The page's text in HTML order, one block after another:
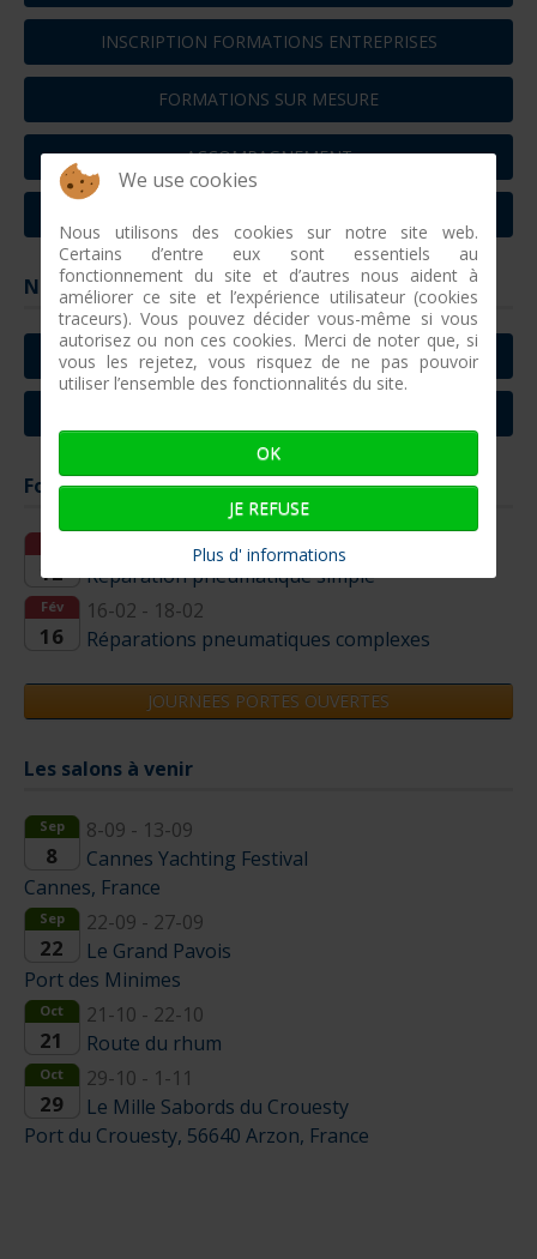
INSCRIPTION FORMATIONS ENTREPRISES
FORMATIONS SUR MESURE
ACCOMPAGNEMENT
Nous contacter
CONTACTER CONCARNEAU
Formations entreprises à venir
12
12-10 - 15-10
Réparation pneumatique simple
16
Fév
16-02 - 18-02
Réparations pneumatiques complexes
JOURNEES PORTES OUVERTES
Les salons à venir
8
Sep
8-09 - 13-09
Cannes Yachting Festival
Cannes, France
22
Sep
22-09 - 27-09
Le Grand Pavois
Port des Minimes
21
Oct
21-10 - 22-10
Route du rhum
29
Oct
29-10 - 1-11
Le Mille Sabords du Crouesty
Port du Crouesty, 56640 Arzon, France
We use cookies
Nous utilisons des cookies sur notre site web.
Certains d’entre eux sont essentiels au
fonctionnement du site et d’autres nous aident à
améliorer ce site et l’expérience utilisateur (cookies
traceurs). Vous pouvez décider vous-même si vous
autorisez ou non ces cookies. Merci de noter que, si
vous les rejetez, vous risquez de ne pas pouvoir
utiliser l’ensemble des fonctionnalités du site.
OK
JE REFUSE
Plus d' informations